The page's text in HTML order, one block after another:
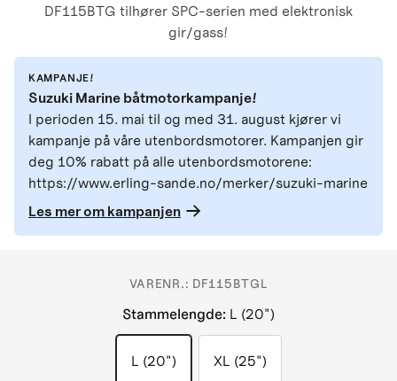
DF115BTG tilhører SPC-serien med elektronisk
gir/gass!
KAMPANJE!
Suzuki Marine båtmotorkampanje!
I perioden 15. mai til og med 31. august kjører vi
kampanje på våre utenbordsmotorer. Kampanjen gir
deg 10% rabatt på alle utenbordsmotorene:
https://www.erling-sande.no/merker/suzuki-marine
Les mer om kampanjen
VARENR.: DF115BTGL
Stammelengde: L (20")
L (20") XL (25")